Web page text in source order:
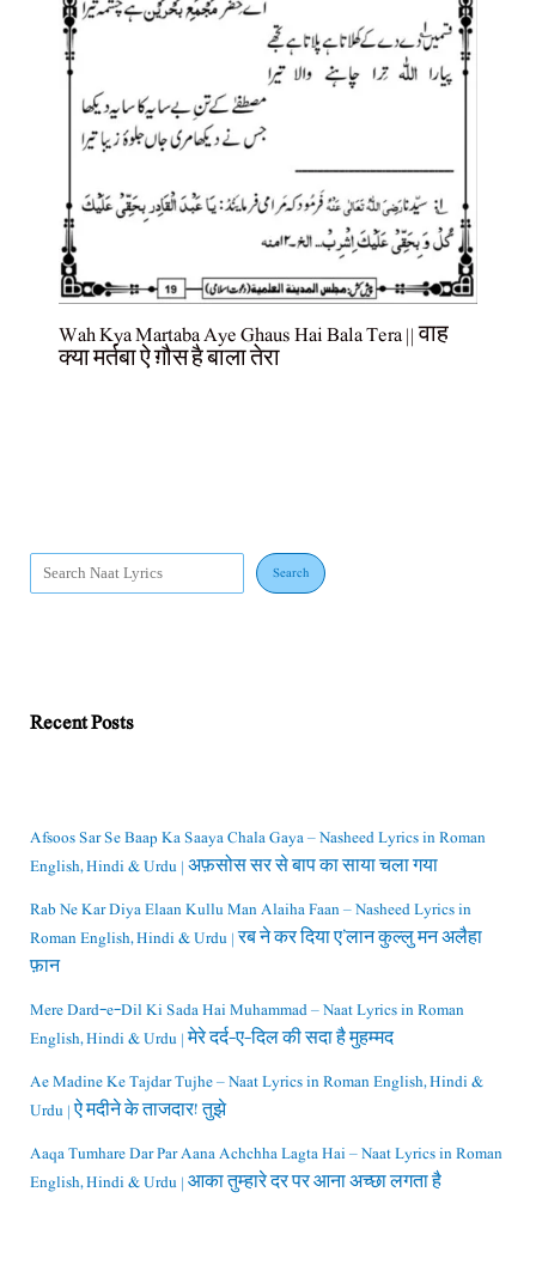
Wah Kya Martaba Aye Ghaus Hai Bala Tera || वाह
क्या मर्तबा ऐ ग़ौस है बाला तेरा
Search
Recent Posts
Afsoos Sar Se Baap Ka Saaya Chala Gaya – Nasheed Lyrics in Roman
English, Hindi & Urdu | अफ़सोस सर से बाप का साया चला गया
Rab Ne Kar Diya Elaan Kullu Man Alaiha Faan – Nasheed Lyrics in
Roman English, Hindi & Urdu | रब ने कर दिया ए’लान कुल्लु मन अलैहा
फ़ान
Mere Dard-e-Dil Ki Sada Hai Muhammad – Naat Lyrics in Roman
English, Hindi & Urdu | मेरे दर्द-ए-दिल की सदा है मुहम्मद
Ae Madine Ke Tajdar Tujhe – Naat Lyrics in Roman English, Hindi &
Urdu | ऐ मदीने के ताजदार! तुझे
Aaqa Tumhare Dar Par Aana Achchha Lagta Hai – Naat Lyrics in Roman
English, Hindi & Urdu | आका तुम्हारे दर पर आना अच्छा लगता है